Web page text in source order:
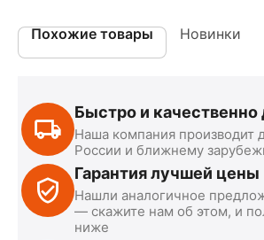
Похожие товары Новинки
Быстро и качественно
Наша компания производит
России и ближнему
Гарантия лучшей цены
Нашли аналогичное
— скажите нам об этом, и
ниже